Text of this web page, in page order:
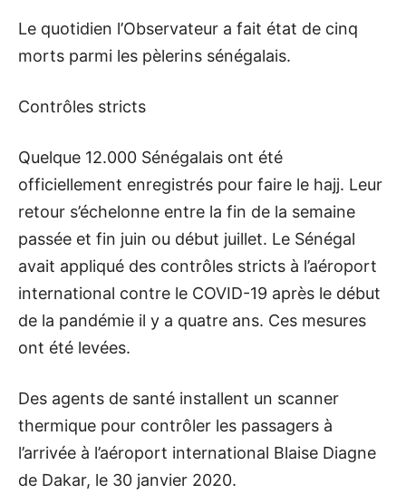
Le quotidien l’Observateur a fait état de cinq
morts parmi les pèlerins sénégalais.
Contrôles stricts
Quelque 12.000 Sénégalais ont été
officiellement enregistrés pour faire le hajj. Leur
retour s’échelonne entre la fin de la semaine
passée et fin juin ou début juillet. Le Sénégal
avait appliqué des contrôles stricts à l’aéroport
international contre le COVID-19 après le début
de la pandémie il y a quatre ans. Ces mesures
ont été levées.
Des agents de santé installent un scanner
thermique pour contrôler les passagers à
l’arrivée à l’aéroport international Blaise Diagne
de Dakar, le 30 janvier 2020.